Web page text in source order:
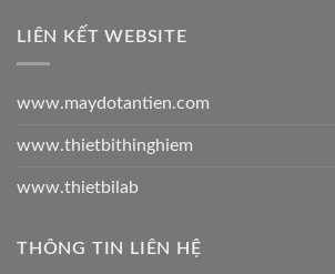
LIÊN KẾT WEBSITE
www.maydotantien.com
www.thietbithinghiem
www.thietbilab
THÔNG TIN LIÊN HỆ